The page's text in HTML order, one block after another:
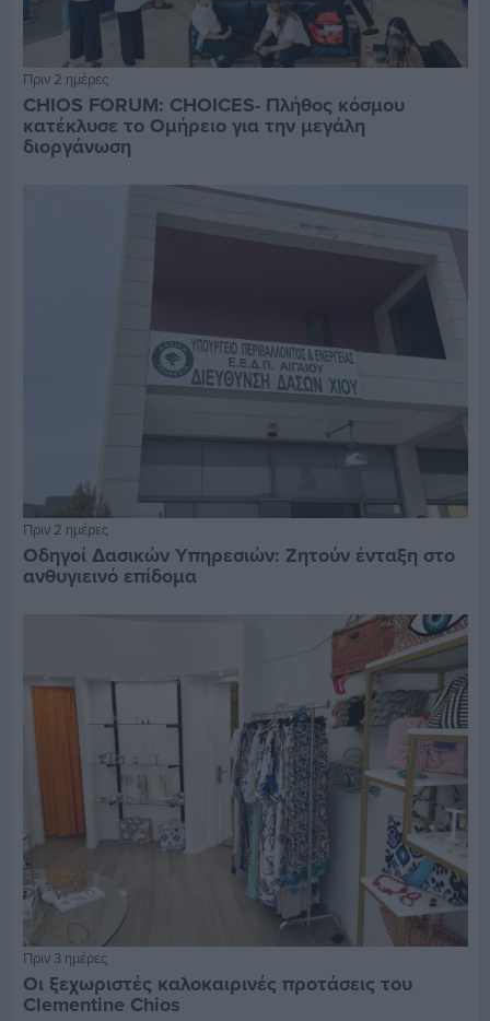
Πριν 2 ημέρες
CHIOS FORUM: CHOICES- Πλήθος κόσμου
κατέκλυσε το Ομήρειο για την μεγάλη
διοργάνωση
Πριν 2 ημέρες
Οδηγοί Δασικών Υπηρεσιών: Ζητούν ένταξη στο
ανθυγιεινό επίδομα
Πριν 3 ημέρες
Οι ξεχωριστές καλοκαιρινές προτάσεις του
Clementine Chios